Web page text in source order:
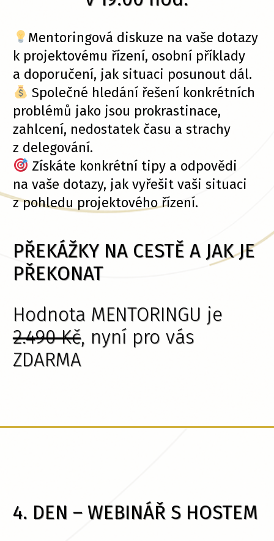
Mentoringová diskuze na vaše dotazy
k projektovému řízení, osobní příklady
a doporučení, jak situaci posunout dál.
Společné hledání řešení konkrétních
problémů jako jsou prokrastinace,
zahlcení, nedostatek času a strachy
z delegování.
Získáte konkrétní tipy a odpovědi
na vaše dotazy, jak vyřešit vaši situaci
z pohledu projektového řízení.
PŘEKÁŽKY NA CESTĚ A JAK JE
PŘEKONAT
Hodnota MENTORINGU je
2.490 Kč, nyní pro vás
ZDARMA
4. DEN – WEBINÁŘ S HOSTEM